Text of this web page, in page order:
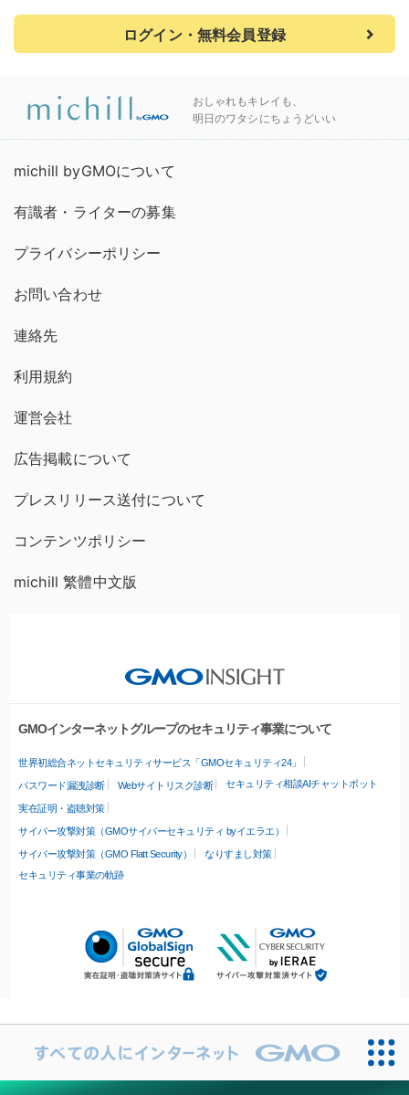
ログイン・無料会員登録
おしゃれもキレイも、
明日のワタシにちょうどいい
michill byGMOについて
有識者・ライターの募集
プライバシーポリシー
お問い合わせ
連絡先
利用規約
運営会社
広告掲載について
プレスリリース送付について
コンテンツポリシー
michill 繁體中文版
GMOインターネットグループのセキュリティ事業について
世界初総合ネットセキュリティサービス「GMOセキュリティ24」
パスワード漏洩診断 Webサイトリスク診断 セキュリティ相談AIチャットボット
実在証明・盗聴対策
サイバー攻撃対策（GMOサイバーセキュリティ byイエラエ）
サイバー攻撃対策（GMO Flatt Security）
なりすまし対策
セキュリティ事業の軌跡